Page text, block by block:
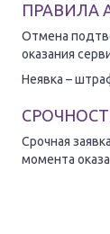
ПРАВИЛА
Отмена
оказания
Неявка –
Срочная
момента